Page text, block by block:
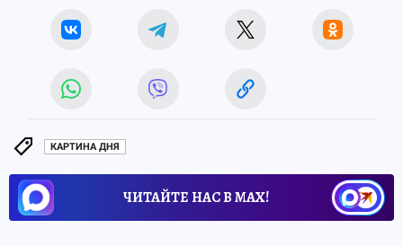
КАРТИНА ДНЯ
ЧИТАЙТЕ НАС В МАХ!